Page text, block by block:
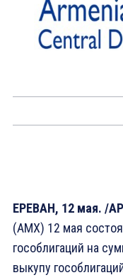
ЕРЕВАН, 12 мая. /
(AMX) 12 мая
гособлигаций на
выкупу